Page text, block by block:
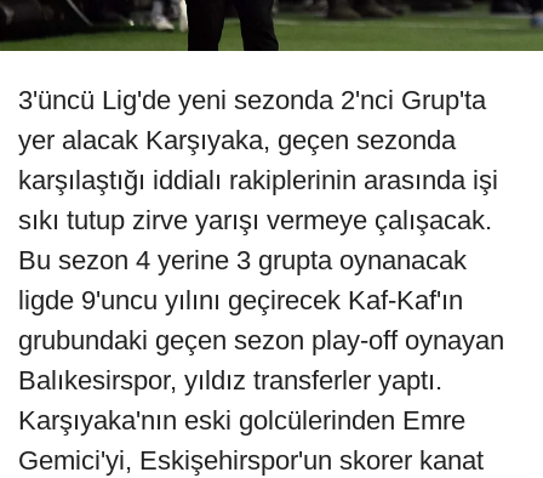
3'üncü Lig'de yeni sezonda 2'nci Grup'ta
yer alacak Karşıyaka, geçen sezonda
karşılaştığı iddialı rakiplerinin arasında işi
sıkı tutup zirve yarışı vermeye çalışacak.
Bu sezon 4 yerine 3 grupta oynanacak
ligde 9'uncu yılını geçirecek Kaf-Kaf'ın
grubundaki geçen sezon play-off oynayan
Balıkesirspor, yıldız transferler yaptı.
Karşıyaka'nın eski golcülerinden Emre
Gemici'yi, Eskişehirspor'un skorer kanat